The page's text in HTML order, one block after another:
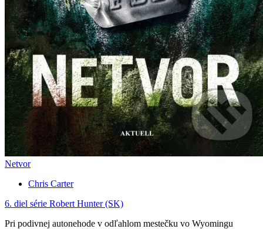
Netvor
Chris Carter
6. diel série Robert Hunter (SK)
Pri podivnej autonehode v odľahlom mestečku vo Wyomingu